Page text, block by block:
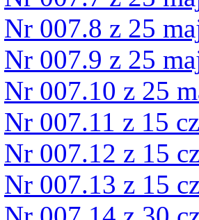
Nr 007.8 z 25
Nr 007.9 z 25
Nr 007.10 z 25
Nr 007.11 z 15
Nr 007.12 z 15
Nr 007.13 z 15